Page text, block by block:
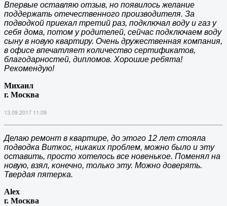
Впервые оставляю отзыв, но появилось желание
поддержать отечественного производителя. За
подводкой приехал третий раз, подключал воду и газ у
себя дома, потом у родителей, сейчас подключаем воду
сыну в новую квартиру. Очень дружественная компания,
в офисе впечатляет количество сертификатов,
благодарностей, дипломов. Хорошие ребята!
Рекомендую!
Михаил
г. Москва
13.09.2017 11:09
Делаю ремонт в квартире, до этого 12 лет стояла
подводка Виткос, никаких проблем, можно было и эту
оставить, просто хотелось все новенькое. Поменял на
новую, взял, конечно, только эту. Можно доверять.
Твердая пятерка.
Alex
г. Москва